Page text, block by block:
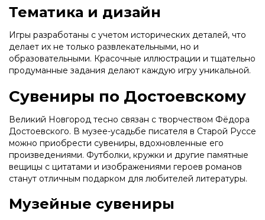
Тематика и дизайн
Игры разработаны с учетом исторических деталей, что
делает их не только развлекательными, но и
образовательными. Красочные иллюстрации и тщательно
продуманные задания делают каждую игру уникальной.
Сувениры по Достоевскому
Великий Новгород тесно связан с творчеством Фёдора
Достоевского. В музее-усадьбе писателя в Старой Руссе
можно приобрести сувениры, вдохновленные его
произведениями. Футболки, кружки и другие памятные
вещицы с цитатами и изображениями героев романов
станут отличным подарком для любителей литературы.
Музейные сувениры